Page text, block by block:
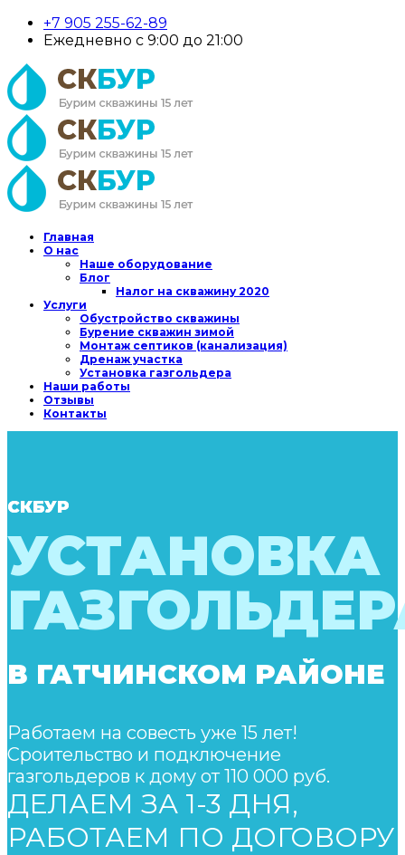
+7 905 255-62-89
Ежедневно с 9:00 до 21:00
Главная
О нас
Наше оборудование
Блог
Налог на скважину 2020
Услуги
Обустройство скважины
Бурение скважин зимой
Монтаж септиков (канализация)
Дренаж участка
Установка газгольдера
Наши работы
Отзывы
Контакты
СКБУР
УСТАНОВКА
В ГАТЧИНСКОМ РАЙОНЕ
Работаем на совесть уже 15 лет!
Сроительство и подключение
газгольдеров к дому от 110 000 руб.
ДЕЛАЕМ ЗА 1-3 ДНЯ,
РАБОТАЕМ ПО ДОГОВОРУ